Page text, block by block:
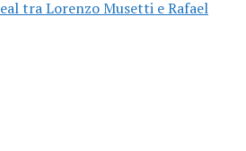
tra Lorenzo Musetti e Rafael